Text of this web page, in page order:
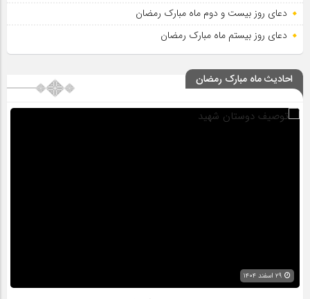
دعای روز بیست و دوم ماه مبارک رمضان
دعای روز بیستم ماه مبارک رمضان
احادیث ماه مبارک رمضان